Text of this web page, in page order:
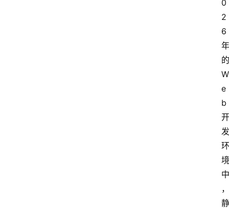
0
2
6
年
的
W
e
b
开
发
环
境
中
，
静